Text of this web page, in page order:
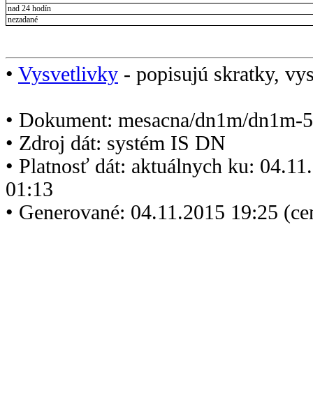
nad 24 hodín
nezadané
• Vysvetlivky - popisujú skratky,
• Dokument: mesacna/dn1m/dn1m-
• Zdroj dát: systém IS DN
• Platnosť dát: aktuálnych ku:
01:13
• Generované: 04.11.2015 19:25